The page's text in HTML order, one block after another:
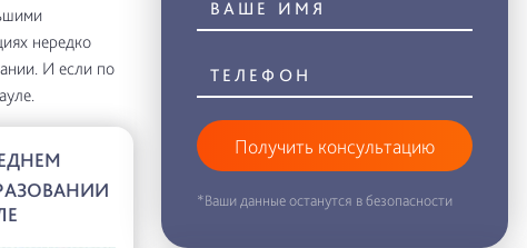
нередко
И если по
Получить консультацию
*Ваши данные останутся в безопасности